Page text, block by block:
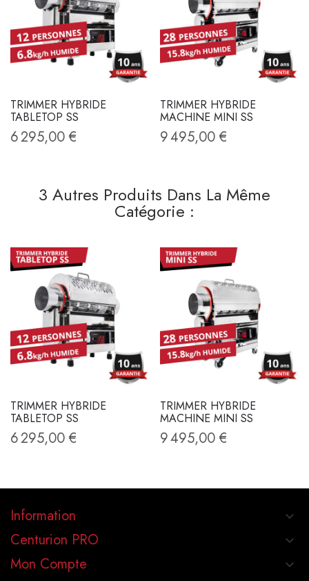
TRIMMER HYBRIDE
TABLETOP SS
6 295,00 €
TRIMMER HYBRIDE
MACHINE MINI SS
9 495,00 €
3 Autres Produits Dans La Même
Catégorie :
TRIMMER HYBRIDE
TABLETOP SS
6 295,00 €
TRIMMER HYBRIDE
MACHINE MINI SS
9 495,00 €
Information keyboard_arrow_down
Centurion PRO keyboard_arrow_down
Mon Compte keyboard_arrow_down